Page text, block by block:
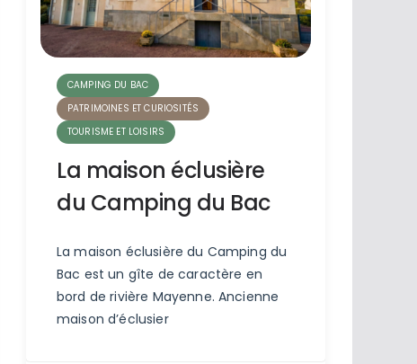
CAMPING DU BAC
PATRIMOINES ET CURIOSITÉS
TOURISME ET LOISIRS
La maison éclusière
du Camping du Bac
La maison éclusière du Camping du
Bac est un gîte de caractère en
bord de rivière Mayenne. Ancienne
maison d’éclusier